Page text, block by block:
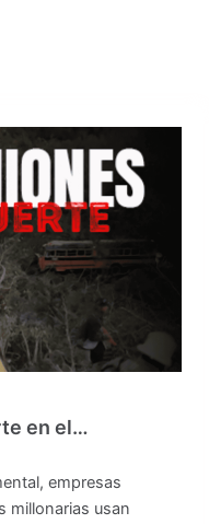
en el…
empresas
millonarias usan